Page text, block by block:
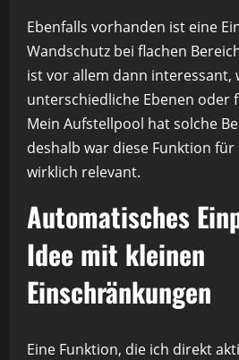
Ebenfalls vorhanden ist eine
Wandschutz bei flachen
ist vor allem dann interessant,
unterschiedliche Ebenen oder
Mein Aufstellpool hat solche
deshalb war diese Funktion
wirklich relevant.
Automatisches
Idee mit kleinen
Einschränkungen
Eine Funktion, die ich direkt